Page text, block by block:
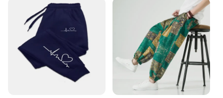
your skin, keeping you comfortable during intense
workouts or warm weather. The lightweight
construction ensures freedom of movement,
allowing you to stretch and bend without restriction.
These yogapants are not just about performance;
they also feature a stylish design that complements
any casual outfit. Available in sets, you can easily
coordinate your look and enjoy the convenience of